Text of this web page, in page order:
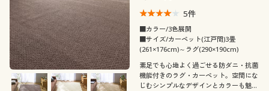
5件
■カラー/3色展開
■サイズ/カーペット(江戸間)3畳
(261×176cm)～ラグ(290×190cm)
素足でも心地よく過ごせる防ダニ・抗菌
機能付きのラグ・カーペット。空間にな
じむシンプルなデザインとカラーも魅力